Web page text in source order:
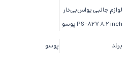
لوازم جانبی یواس‌بی‌دار
PS-827 8.2 inch پوسو
برند پوسو